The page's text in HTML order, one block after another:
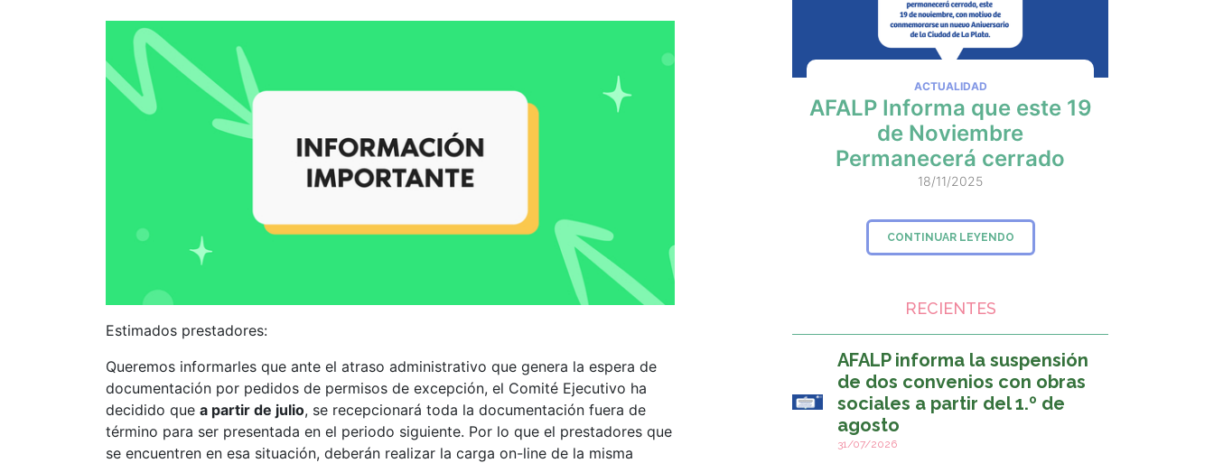
Estimados prestadores:
Queremos informarles que ante el atraso administrativo que genera la espera de
documentación por pedidos de permisos de excepción, el Comité Ejecutivo ha
decidido que a partir de julio, se recepcionará toda la documentación fuera de
término para ser presentada en el periodo siguiente. Por lo que el prestadores que
se encuentren en esa situación, deberán realizar la carga on-line de la misma
ACTUALIDAD
AFALP Informa que este 19
de Noviembre
Permanecerá cerrado
18/11/2025
CONTINUAR LEYENDO
RECIENTES
AFALP informa la suspensión
de dos convenios con obras
sociales a partir del 1.º de
agosto
31/07/2026